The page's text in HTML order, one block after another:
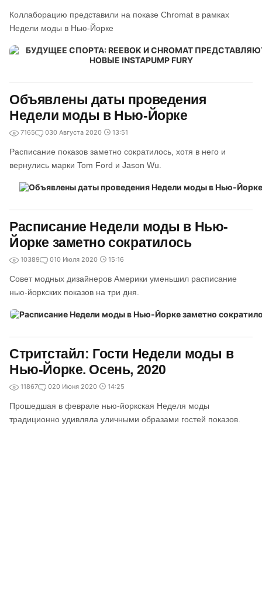
Коллаборацию представили на показе Chromat в рамках
Недели моды в Нью-Йорке
Объявлены даты проведения
Недели моды в Нью-Йорке
7165 030 Августа 2020 13:51
Расписание показов заметно сократилось, хотя в него и
вернулись марки Tom Ford и Jason Wu.
Расписание Недели моды в Нью-
Йорке заметно сократилось
10389 010 Июля 2020 15:16
Совет модных дизайнеров Америки уменьшил расписание
нью-йоркских показов на три дня.
Стритстайл: Гости Недели моды в
Нью-Йорке. Осень, 2020
11867 020 Июня 2020 14:25
Прошедшая в феврале нью-йоркская Неделя моды
традиционно удивляла уличными образами гостей показов.